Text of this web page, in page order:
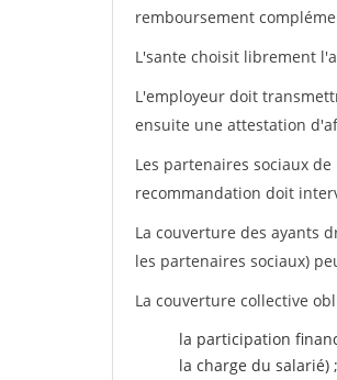
remboursement
L'sante choisit librement
L'employeur doit
ensuite une attestation
Les partenaires sociaux
recommandation doit
La couverture des ayants
les partenaires sociaux)
La couverture collective
la participation
la charge du salarié) ;